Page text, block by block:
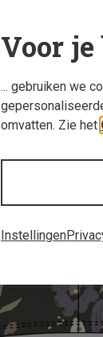
Voor je
... gebruiken we
omvatten. Zie het
Instellingen